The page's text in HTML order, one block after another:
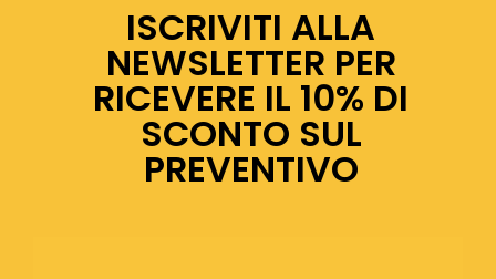
ISCRIVITI ALLA
NEWSLETTER PER
RICEVERE IL 10% DI
SCONTO SUL
PREVENTIVO